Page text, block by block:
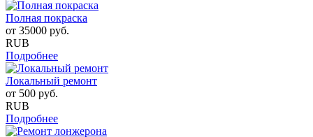
Полная покраска
от 35000 руб.
RUB
Подробнее
Локальный ремонт
от 500 руб.
RUB
Подробнее